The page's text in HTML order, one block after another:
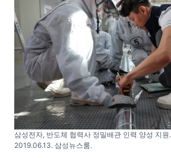
삼성전자, 반도체 협력사 정밀배관 인력 양성 지원.
2019.06.13. 삼성뉴스룸.